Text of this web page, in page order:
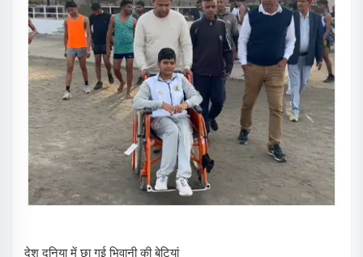
देश दुनिया में छा गई भिवानी की बेटियां